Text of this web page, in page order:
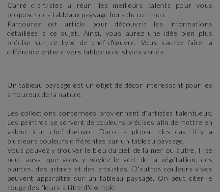
Carré d'artistes a réuni les meilleurs talents pour vous
proposer des tableaux paysage hors du commun.
Parcourez cet article pour découvrir les informations
détaillées à ce sujet. Ainsi, vous aurez une idée bien plus
précise sur ce type de chef-d'œuvre. Vous saurez faire la
différence entre divers tableaux de styles variés.
Un tableau paysage est un objet de décor intéressant pour les
amoureux de la nature.
Les collections concernées proviennent d'artistes talentueux.
Les peintres se servent de couleurs précises afin de mettre en
valeur leur chef-d'œuvre. Dans la plupart des cas, il y a
plusieurs couleurs différentes sur un tableau paysage.
Vous pouvez y trouver le bleu du ciel, de la mer ou autre. Il se
peut aussi que vous y voyiez le vert de la végétation, des
plantes, des arbres et des arbustes. D'autres couleurs vives
peuvent apparaître sur un tableau paysage. On peut citer le
rouge des fleurs à titre d'exemple.